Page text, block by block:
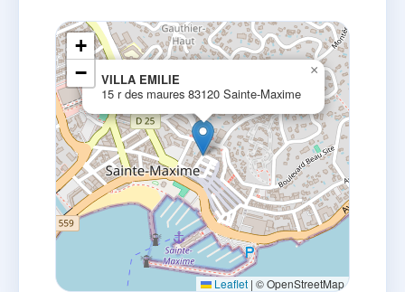
VILLA EMILIE
15 r des maures 83120 Sainte-Maxime
×
+
−
Leaflet | © OpenStreetMap